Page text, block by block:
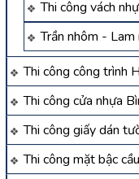
Thi công vách
Trần nhôm -
Thi công công trình
Thi công cửa nhựa
Thi công giấy dán
Thi công mặt bậc